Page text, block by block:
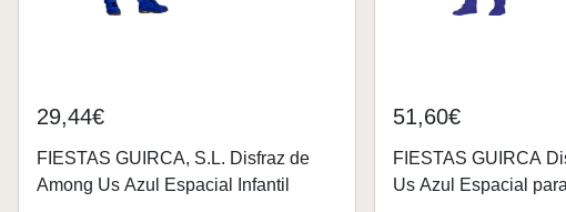
29,44€
FIESTAS GUIRCA, S.L. Disfraz de
Among Us Azul Espacial Infantil
51,60€
FIESTAS GUIRCA
Us Azul Espacial